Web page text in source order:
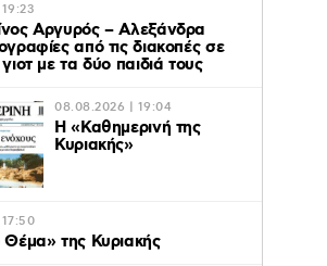
Αργυρός – Αλεξάνδρα
από τις διακοπές σε
με τα δύο παιδιά τους
08.08.2026 | 19:04
H «Καθημερινή της
Κυριακής»
της Κυριακής